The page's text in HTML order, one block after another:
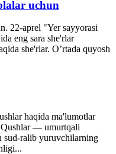
uchun
22-aprel "Yer sayyorasi
eng sara she'rlar
she'rlar. O’rtada quyosh
haqida ma'lumotlar
Qushlar — umurtqali
sud-ralib yuruvchilarning